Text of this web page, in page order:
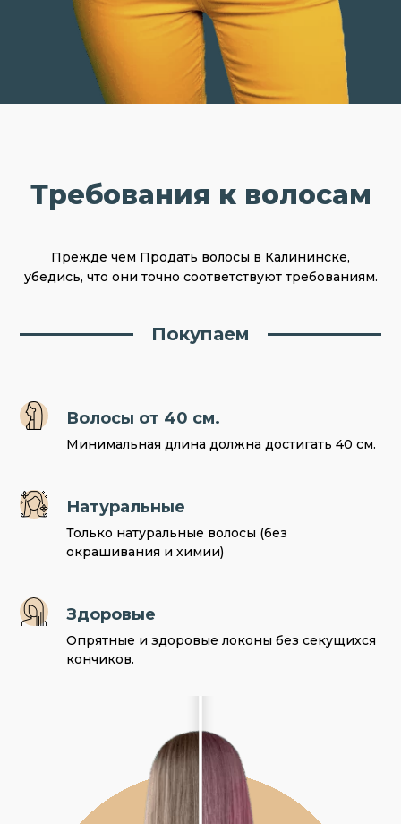
Требования к волосам
Прежде чем Продать волосы в Калининске,
убедись, что они точно соответствуют требованиям.
Покупаем
Волосы от 40 см.
Минимальная длина должна достигать 40 см.
Натуральные
Только натуральные волосы (без
окрашивания и химии)
Здоровые
Опрятные и здоровые локоны без секущихся
кончиков.